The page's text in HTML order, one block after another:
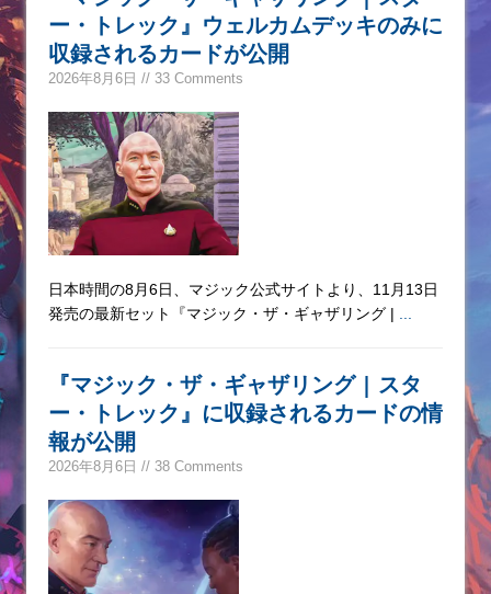
ー・トレック』ウェルカムデッキのみに
収録されるカードが公開
2026年8月6日 // 33 Comments
日本時間の8月6日、マジック公式サイトより、11月13日
発売の最新セット『マジック・ザ・ギャザリング |
『マジック・ザ・ギャザリング | スタ
ー・トレック』に収録されるカードの情
報が公開
2026年8月6日 // 38 Comments